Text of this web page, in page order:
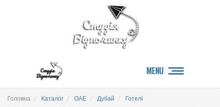
MENU
Головна Каталог ОАЕ Дубай
Готелі